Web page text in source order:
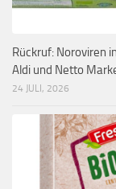
Rückruf: Noroviren
Aldi und Netto
24 JULI, 2026